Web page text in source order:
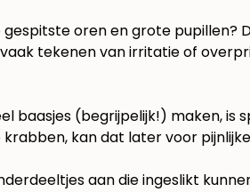
oren en grote pupillen?
tekenen van irritatie of
baasjes (begrijpelijk!) maken, is
kan dat later voor
aan die ingeslikt